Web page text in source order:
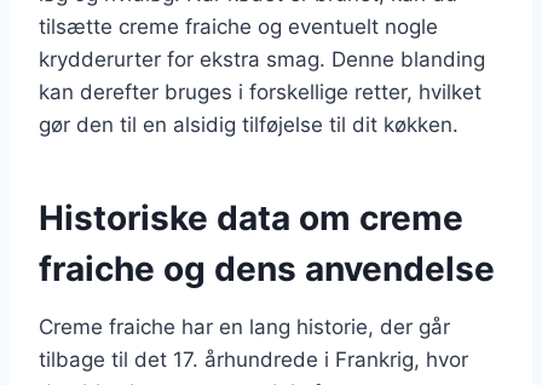
tilsætte creme fraiche og eventuelt nogle
krydderurter for ekstra smag. Denne blanding
kan derefter bruges i forskellige retter, hvilket
gør den til en alsidig tilføjelse til dit køkken.
Historiske data om creme
fraiche og dens anvendelse
Creme fraiche har en lang historie, der går
tilbage til det 17. århundrede i Frankrig, hvor